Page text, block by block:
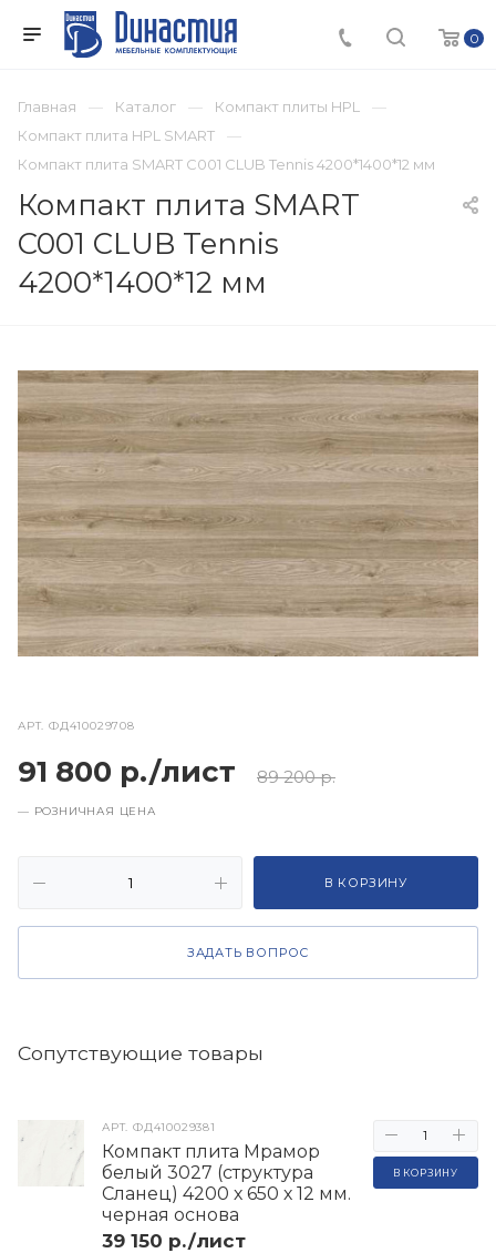
0
Главная Каталог
Компакт плиты HPL
Компакт плита HPL SMART
Компакт плита SMART C001 CLUB Tennis 4200*1400*12 мм
Компакт плита SMART
C001 CLUB Tennis
4200*1400*12 мм
АРТ.ФД410029708
91 800 р./лист 89 200 р.
— РОЗНИЧНАЯ ЦЕНА
В КОРЗИНУ
ЗАДАТЬ ВОПРОС
Cопутствующие товары
АРТ.ФД410029381
Компакт плита Мрамор
белый 3027 (структура
Сланец) 4200 х 650 х 12 мм.
черная основа
39 150 р./лист
В КОРЗИНУ